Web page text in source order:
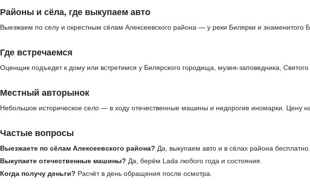
Районы и сёла, где выкупаем авто
Выезжаем по селу и окрестным сёлам Алексеевского района — у реки Билярки и знаменитого
Где встречаемся
Оценщик подъедет к дому или встретимся у Билярского городища, музея-заповедника,
Местный авторынок
Небольшое историческое село — в ходу отечественные машины и недорогие иномарки. Цену
Частые вопросы
Выезжаете по сёлам Алексеевского района? Да, выкупаем авто и в сёлах района бесплатно.
Выкупаете отечественные машины? Да, берём Lada любого года и состояния.
Когда получу деньги? Расчёт в день обращения после осмотра.